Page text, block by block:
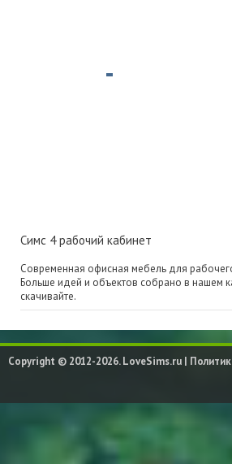
Симс 4 рабочий кабинет
Современная офисная мебель для
Больше идей и объектов собрано в нашем
скачивайте.
Copyright © 2012-2026. LoveSims.ru |